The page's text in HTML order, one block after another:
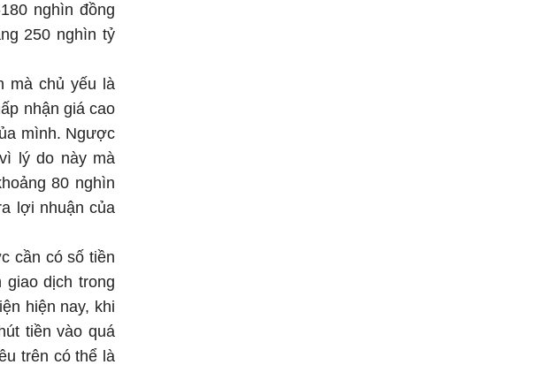
nghìn đồng
250 nghìn tỷ
mà chủ yếu là
nhận giá cao
mình. Ngược
lý do này mà
80 nghìn
lợi nhuận của
cần có số tiền
dịch trong
hiện nay, khi
tiền vào quá
trên có thể là